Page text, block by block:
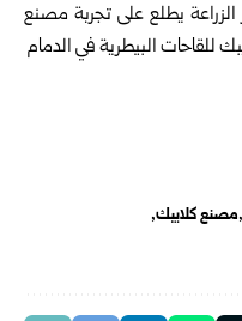
مصنع كلايبك